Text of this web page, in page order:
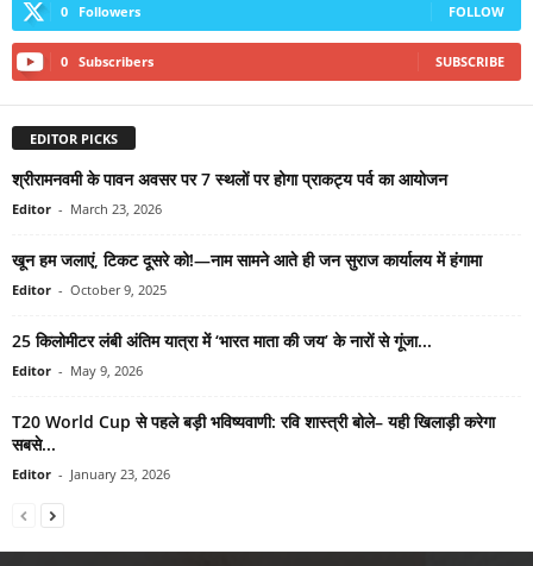
0 Followers FOLLOW
0 Subscribers SUBSCRIBE
EDITOR PICKS
श्रीरामनवमी के पावन अवसर पर 7 स्थलों पर होगा प्राकट्य पर्व का आयोजन
Editor - March 23, 2026
खून हम जलाएं, टिकट दूसरे को!—नाम सामने आते ही जन सुराज कार्यालय में हंगामा
Editor - October 9, 2025
25 किलोमीटर लंबी अंतिम यात्रा में ‘भारत माता की जय’ के नारों से गूंजा...
Editor - May 9, 2026
T20 World Cup से पहले बड़ी भविष्यवाणी: रवि शास्त्री बोले– यही खिलाड़ी करेगा
सबसे...
Editor - January 23, 2026